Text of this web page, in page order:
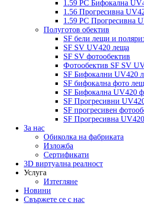
1.59 PC Бифокална
1.56 Прогресивна
1.59 PC Прогресивна
Полуготов обектив
SF бели лещи и
SF SV UV420 леща
SF SV фотообектив
Фотообектив SF SV
SF Бифокални UV420
SF бифокална фото
SF Бифокална UV420
SF Прогресивни
SF прогресивен
SF Прогресивна
За нас
Обиколка на фабриката
Изложба
Сертификати
3D виртуална реалност
Услуга
Изтегляне
Новини
Свържете се с нас